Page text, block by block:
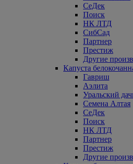
СеДек
Поиск
НК ЛТД
СибСад
Партнер
Престиж
Другие
Капуста
Гавриш
Аэлита
Уральский
Семена Алтая
СеДек
Поиск
НК ЛТД
Партнер
Престиж
Другие